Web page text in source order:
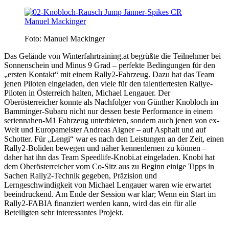
Foto: Manuel Mackinger
Das Gelände von Winterfahrtraining.at begrüßte die Teilnehmer bei
Sonnenschein und Minus 9 Grad – perfekte Bedingungen für den
„ersten Kontakt“ mit einem Rally2-Fahrzeug. Dazu hat das Team
jenen Piloten eingeladen, den viele für den talentiertesten Rallye-
Piloten in Österreich halten, Michael Lengauer. Der
Oberösterreicher konnte als Nachfolger von Günther Knobloch im
Bamminger-Subaru nicht nur dessen beste Performance in einem
seriennahen-M1 Fahrzeug unterbieten, sondern auch jenen von ex-
Welt und Europameister Andreas Aigner – auf Asphalt und auf
Schotter. Für „Lengi“ war es nach den Leistungen an der Zeit, einen
Rally2-Boliden bewegen und näher kennenlernen zu können –
daher hat ihn das Team Speedlife-Knobi.at eingeladen. Knobi hat
dem Oberösterreicher vom Co-Sitz aus zu Beginn einige Tipps in
Sachen Rally2-Technik gegeben, Präzision und
Lerngeschwindigkeit von Michael Lengauer waren wie erwartet
beeindruckend. Am Ende der Session war klar; Wenn ein Start im
Rally2-FABIA finanziert werden kann, wird das ein für alle
Beteiligten sehr interessantes Projekt.